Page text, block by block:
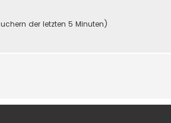
der letzten 5 Minuten)